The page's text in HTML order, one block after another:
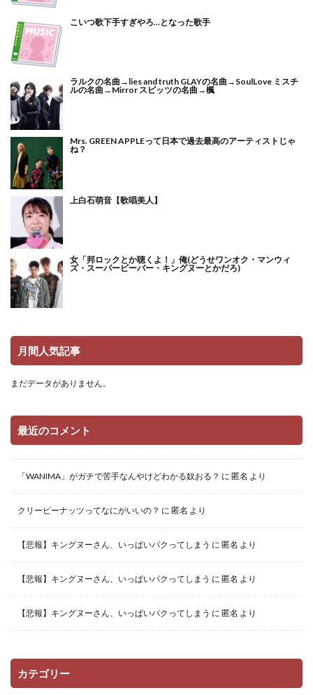
こいつ歌下手すぎやろ...となった歌手
ラルクの名曲→lies and truth GLAYの名曲→SoulLove ミスチ
ルの名曲→Mirror スピッツの名曲→楓
Mrs. GREEN APPLEって日本で過去最高のアーティストじゃ
ね？
上白石萌音【歌唱美人】
女「邦ロックとか聴くよ！」俺(どうせワンオク・マンウィ
ズ・スーパービーバー・キングヌーとかだろ)
月間人気記事
まだデータがありません。
最近のコメント
「WANIMA」がガチで苦手なんやけどわかる奴おる？ に 匿名 より
クリーピーナッツってなにがいいの？ に 匿名 より
【悲報】キングヌーさん、いっぱいパクってしまう に 匿名 より
【悲報】キングヌーさん、いっぱいパクってしまう に 匿名 より
【悲報】キングヌーさん、いっぱいパクってしまう に 匿名 より
カテゴリー